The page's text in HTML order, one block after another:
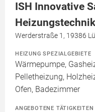
ISH Innovative
Heizungstechnik
Werderstraße 1, 19386
HEIZUNG SPEZIALGEBIETE
Wärmepumpe,
Pelletheizung,
Ofen, Badezimmer
ANGEBOTENE TÄTIGKEITEN